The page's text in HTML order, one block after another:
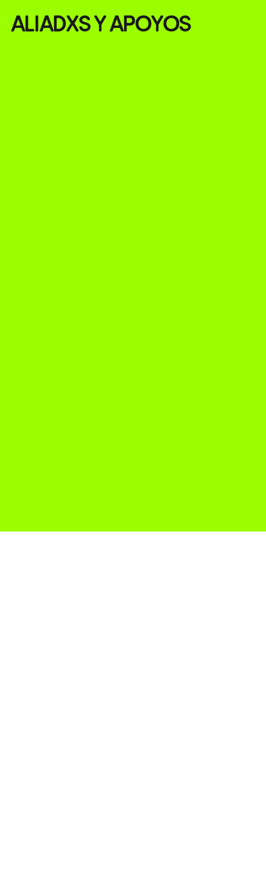
ALIADXS Y APOYOS